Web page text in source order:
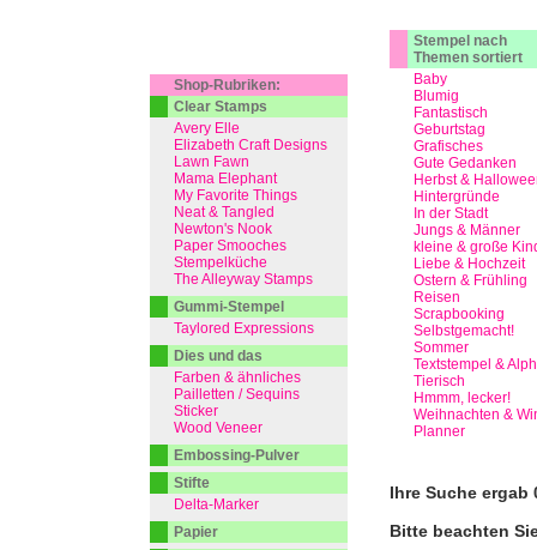
Stempel nach
Themen sortiert
Baby
Blumig
Fantastisch
Geburtstag
Grafisches
Gute Gedanken
Herbst &
Hintergründe
In der Stadt
Jungs & Männer
kleine & große
Liebe & Hochzeit
Ostern & Frühling
Reisen
Scrapbooking
Selbstgemacht!
Sommer
Textstempel &
Tierisch
Hmmm, lecker!
Weihnachten &
Planner
Ihre Suche ergab
Bitte beachten
Shop-Rubriken:
Clear Stamps
Avery Elle
Elizabeth Craft Designs
Lawn Fawn
Mama Elephant
My Favorite Things
Neat & Tangled
Newton's Nook
Paper Smooches
Stempelküche
The Alleyway Stamps
Gummi-Stempel
Taylored Expressions
Dies und das
Farben & ähnliches
Pailletten / Sequins
Sticker
Wood Veneer
Embossing-Pulver
Stifte
Delta-Marker
Papier